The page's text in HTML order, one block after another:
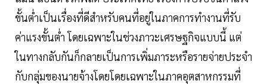
ขั้นต่ำเป็นเรื่องที่ดีสำหรับคนที่อยู่ในภาคการทำงานที่รับ
ค่าแรงขั้นต่ำ โดยเฉพาะในช่วงภาวะเศรษฐกิจแบบนี้ แต่
ในทางกลับกันก็กลายเป็นการเพิ่มภาระหรือรายจ่ายประจำ
กับกลุ่มของนายจ้างโดยโดยเฉพาะในภาคอุตสาหกรรมที่